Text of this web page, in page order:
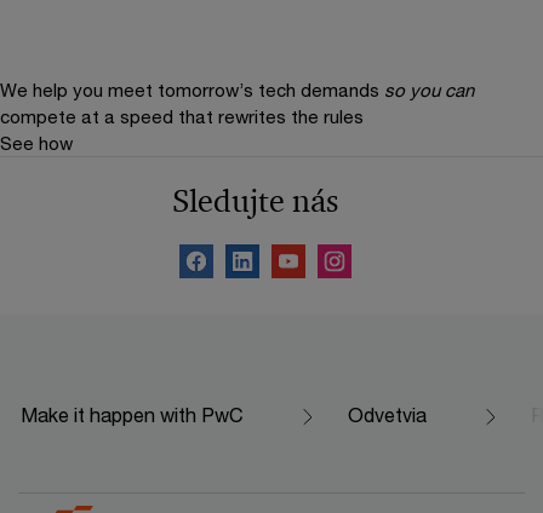
We help you meet tomorrow’s tech demands so you can
compete at a speed that rewrites the rules
See how
Sledujte nás
Make it happen with PwC Odvetvia